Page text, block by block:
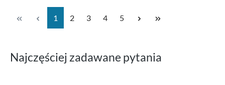
Strona
1 Strona
2 Strona
3 Strona
4 Strona
5
Najczęściej zadawane pytania